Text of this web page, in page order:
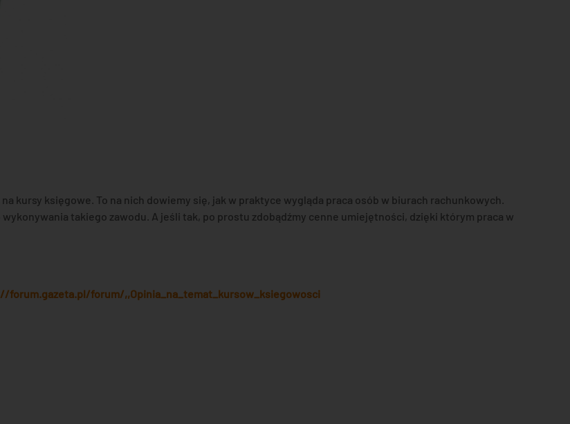
kursy księgowe. To na nich dowiemy się, jak w praktyce wygląda praca osób w biurach rachunkowych.
takiego zawodu. A jeśli tak, po prostu zdobądźmy cenne umiejętności, dzięki którym praca w
forum.gazeta.pl/forum/,,Opinia_na_temat_kursow_ksiegowosci